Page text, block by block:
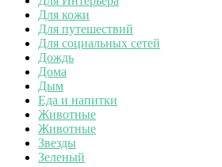
Для кожи
Для путешествий
Для социальных сетей
Дождь
Дома
Дым
Еда и напитки
Животные
Животные
Звезды
Зеленый